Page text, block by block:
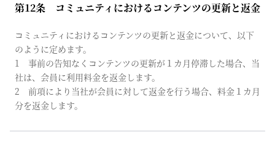
第12条 コミュニティにおけるコンテンツの更新と返金
コミュニティにおけるコンテンツの更新と返金について、以下
のように定めます。
1 事前の告知なくコンテンツの更新が１カ月停滞した場合、当
社は、会員に利用料金を返金します。
2 前項により当社が会員に対して返金を行う場合、料金１カ月
分を返金します。